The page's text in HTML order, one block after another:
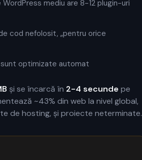
mediu are 8-12 plugin-uri
cod nefolosit, „pentru orice
sunt optimizate automat
și se încarcă în 2-4 secunde pe
~43% din web la nivel global,
de hosting, și proiecte neterminate.